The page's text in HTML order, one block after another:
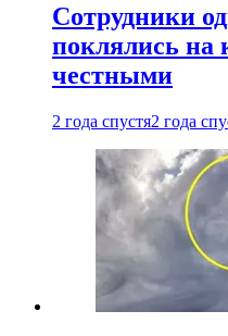
Сотрудники
поклялись на
честными
2 года спустя2 года